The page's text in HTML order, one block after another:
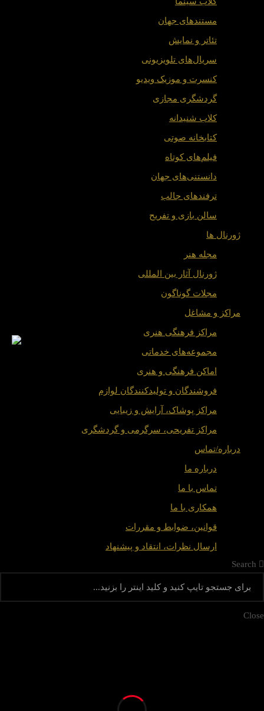
مستندهای جهان
تئاتر و نمایش
سریال‌های تلویزیونی
کنسرت و موزیک ویدیو
گردشگری مجازی
کلاب شنیدانه
کتابخانه صوتی
فیلم‌های کوتاه
دانستنی‌های جهان
ترفندهای جالب
سالن بازی و تفریح
ژورنال ها
مجله هنر
ژورنال آثار بین المللی
مجلات گوناگون
مراکز و مشاغل
مراکز فرهنگی هنری
مجموعه‌های خدماتی
اماکن فرهنگی و هنری
فروشندگان و تولیدکنندگان لوازم
مراکز پوشاک، آرایش و زیبایی
مراکز تفریحی، سرگرمی و گردشگری
درباره/تماس
درباره ما
تماس با ما
همکاری با ما
قوانین، ضوابط و مقررات
ارسال نظرات، انتقاد و پیشنهاد
Search
Close